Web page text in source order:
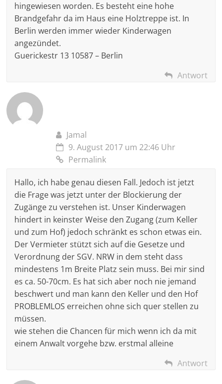
hingewiesen worden. Es besteht eine hohe
Brandgefahr da im Haus eine Holztreppe ist. In
Berlin werden immer wieder Kinderwagen
angezündet.
Guerickestr 13 10587 – Berlin
Antwort
Jamal
9. August 2017 um 22:46 Uhr
Permalink
Hallo, ich habe genau diesen Fall. Jedoch ist jetzt
die Frage was jetzt unter der Blockierung der
Zugänge zu verstehen ist. Unser Kinderwagen
hindert in keinster Weise den Zugang (zum Keller
und zum Hof) jedoch schränkt es schon etwas ein.
Der Vermieter stützt sich auf die Gesetze und
Verordnung der SGV. NRW in dem steht dass
mindestens 1m Breite Platz sein muss. Bei mir sind
es ca. 50-70cm. Es hat sich aber noch nie jemand
beschwert und man kann den Keller und den Hof
PROBLEMLOS erreichen ohne sich quer stellen zu
müssen.
wie stehen die Chancen für mich wenn ich da mit
einem Anwalt vorgehe bzw. erstmal alleine
Antwort